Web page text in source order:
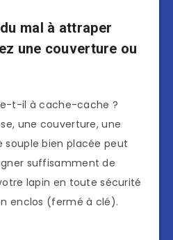
mal à attraper
une couverture ou
t-il à cache-cache ?
une couverture, une
souple bien placée peut
suffisamment de
lapin en toute sécurité
enclos (fermé à clé).